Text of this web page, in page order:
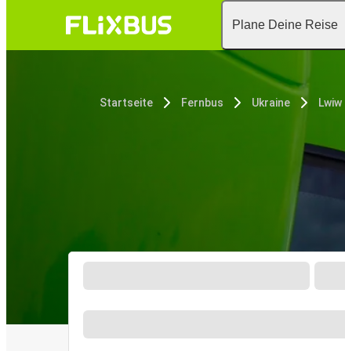
Plane Deine Reise
Startseite Fernbus Ukraine Lwiw